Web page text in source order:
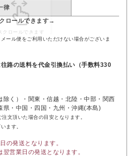
律
ール便をご利用いただけない場合がございま
路の送料を代金引換払い（手数料330
除く）・関東・信越・北陸・中部・関西
県・中国・四国・九州・沖縄(本島)
文頂いた場合の目安となります。
ます。
の発送となります。
営業日の発送となります。